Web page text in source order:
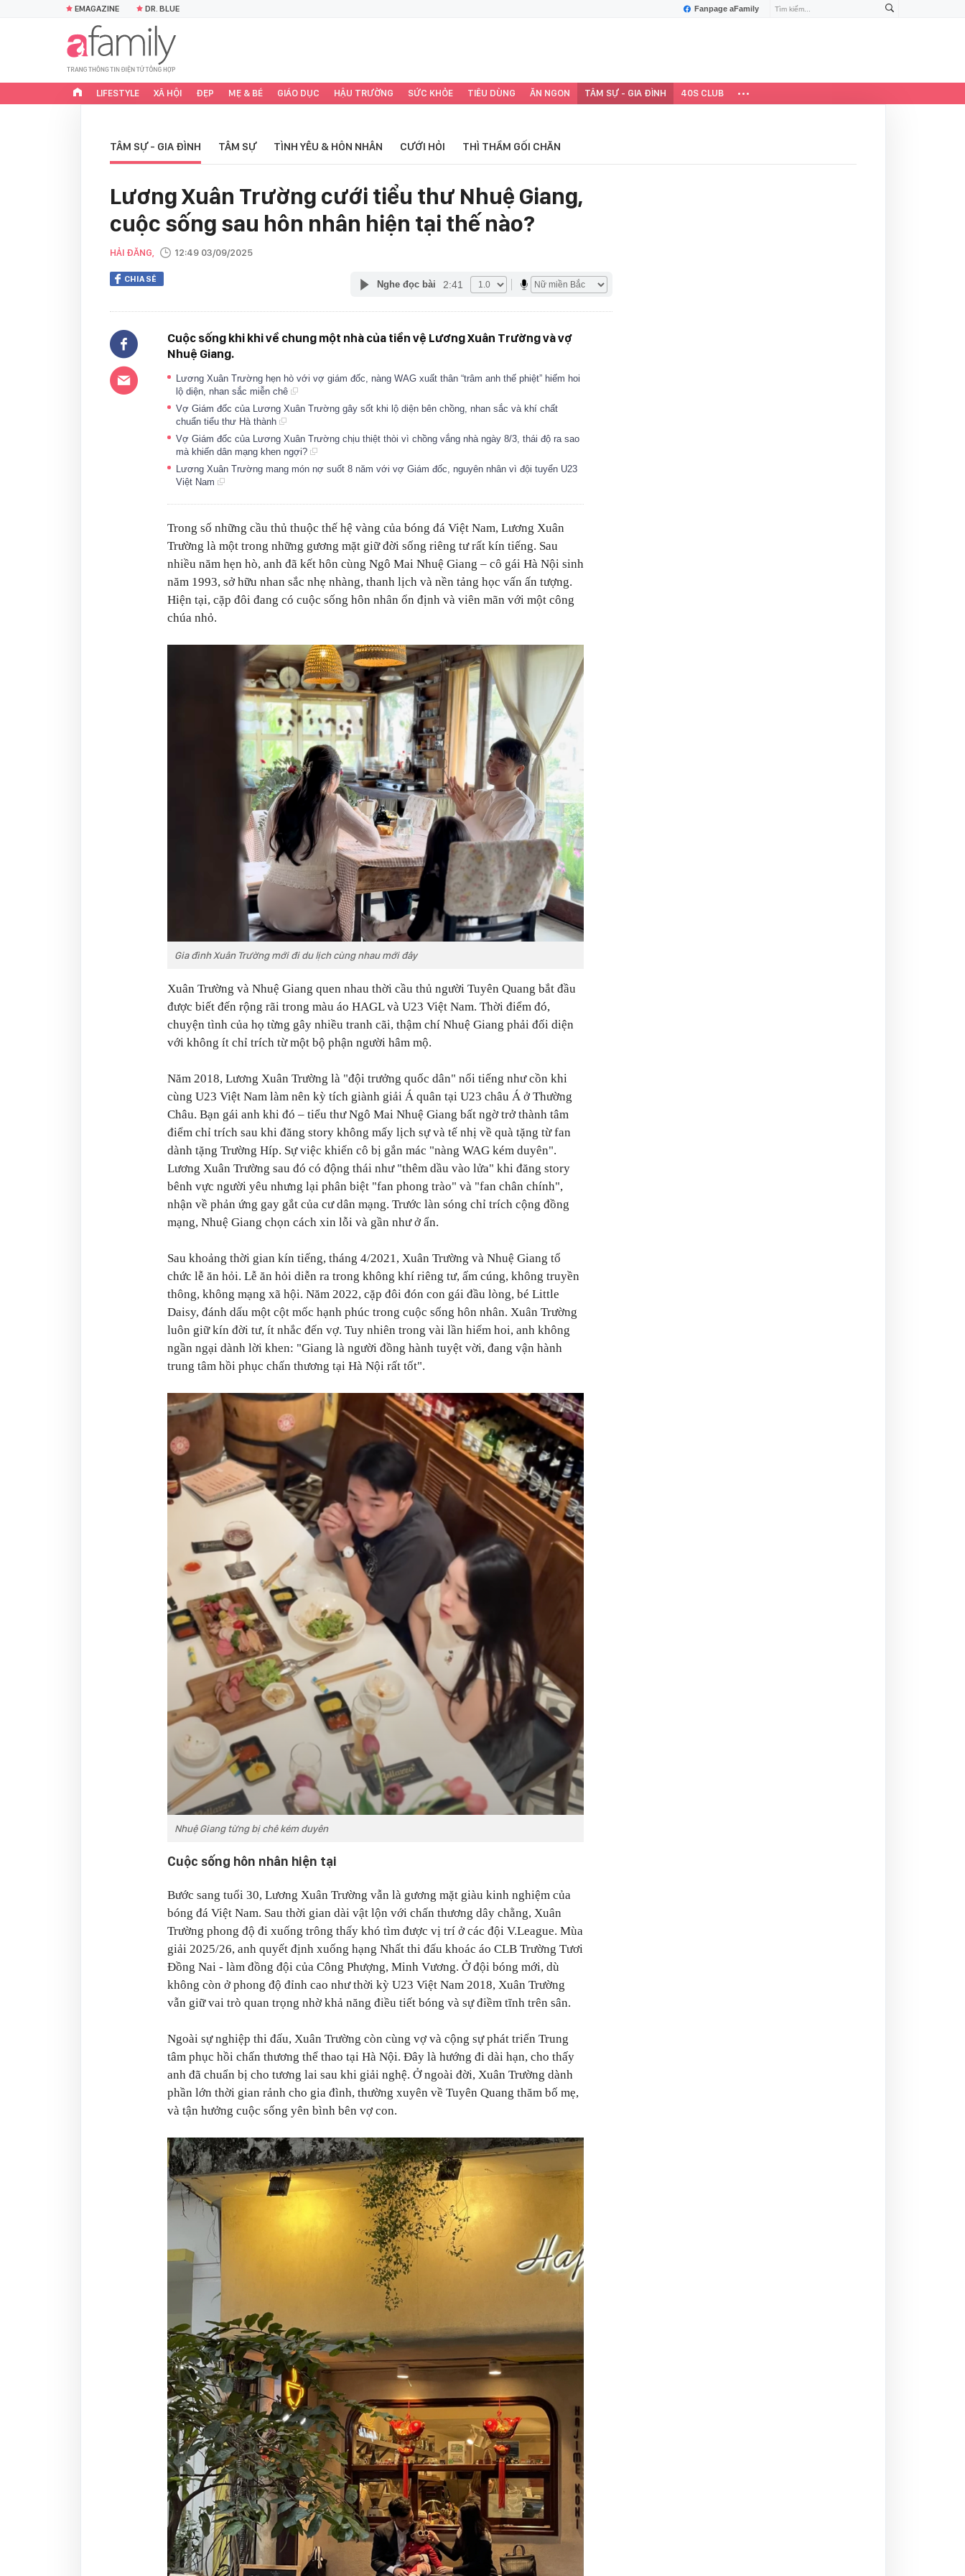
Fanpage aFamily
EMAGAZINE DR. BLUE
LIFESTYLE XÃ HỘI ĐẸP MẸ & BÉ GIÁO DỤC HẬU TRƯỜNG SỨC KHỎE TIÊU DÙNG ĂN NGON TÂM SỰ - GIA ĐÌNH 40S CLUB
TÂM SỰ - GIA ĐÌNH TÂM SỰ TÌNH YÊU & HÔN NHÂN CƯỚI HỎI THÌ THẦM GỐI CHĂN
Lương Xuân Trường cưới tiểu thư Nhuệ Giang,
cuộc sống sau hôn nhân hiện tại thế nào?
HẢI ĐĂNG, 12:49 03/09/2025
CHIA SẺ Nghe đọc bài 2:41
Cuộc sống khi khi về chung một nhà của tiền vệ Lương Xuân Trường và vợ
Nhuệ Giang.
Lương Xuân Trường hẹn hò với vợ giám đốc, nàng WAG xuất thân “trâm anh thế phiệt” hiếm hoi
lộ diện, nhan sắc miễn chê
Vợ Giám đốc của Lương Xuân Trường gây sốt khi lộ diện bên chồng, nhan sắc và khí chất
chuẩn tiểu thư Hà thành
Vợ Giám đốc của Lương Xuân Trường chịu thiệt thòi vì chồng vắng nhà ngày 8/3, thái độ ra sao
mà khiến dân mạng khen ngợi?
Lương Xuân Trường mang món nợ suốt 8 năm với vợ Giám đốc, nguyên nhân vì đội tuyển U23
Việt Nam
Trong số những cầu thủ thuộc thế hệ vàng của bóng đá Việt Nam, Lương Xuân
Trường là một trong những gương mặt giữ đời sống riêng tư rất kín tiếng. Sau
nhiều năm hẹn hò, anh đã kết hôn cùng Ngô Mai Nhuệ Giang – cô gái Hà Nội sinh
năm 1993, sở hữu nhan sắc nhẹ nhàng, thanh lịch và nền tảng học vấn ấn tượng.
Hiện tại, cặp đôi đang có cuộc sống hôn nhân ổn định và viên mãn với một công
chúa nhỏ.
Gia đình Xuân Trường mới đi du lịch cùng nhau mới đây
Xuân Trường và Nhuệ Giang quen nhau thời cầu thủ người Tuyên Quang bắt đầu
được biết đến rộng rãi trong màu áo HAGL và U23 Việt Nam. Thời điểm đó,
chuyện tình của họ từng gây nhiều tranh cãi, thậm chí Nhuệ Giang phải đối diện
với không ít chỉ trích từ một bộ phận người hâm mộ.
Năm 2018, Lương Xuân Trường là "đội trưởng quốc dân" nổi tiếng như cồn khi
cùng U23 Việt Nam làm nên kỳ tích giành giải Á quân tại U23 châu Á ở Thường
Châu. Bạn gái anh khi đó – tiểu thư Ngô Mai Nhuệ Giang bất ngờ trở thành tâm
điểm chỉ trích sau khi đăng story không mấy lịch sự và tế nhị về quà tặng từ fan
dành tặng Trường Híp. Sự việc khiến cô bị gắn mác "nàng WAG kém duyên".
Lương Xuân Trường sau đó có động thái như "thêm dầu vào lửa" khi đăng story
bênh vực người yêu nhưng lại phân biệt "fan phong trào" và "fan chân chính",
nhận về phản ứng gay gắt của cư dân mạng. Trước làn sóng chỉ trích cộng đồng
mạng, Nhuệ Giang chọn cách xin lỗi và gần như ở ẩn.
Sau khoảng thời gian kín tiếng, tháng 4/2021, Xuân Trường và Nhuệ Giang tổ
chức lễ ăn hỏi. Lễ ăn hỏi diễn ra trong không khí riêng tư, ấm cúng, không truyền
thông, không mạng xã hội. Năm 2022, cặp đôi đón con gái đầu lòng, bé Little
Daisy, đánh dấu một cột mốc hạnh phúc trong cuộc sống hôn nhân. Xuân Trường
luôn giữ kín đời tư, ít nhắc đến vợ. Tuy nhiên trong vài lần hiếm hoi, anh không
ngần ngại dành lời khen: "Giang là người đồng hành tuyệt vời, đang vận hành
trung tâm hồi phục chấn thương tại Hà Nội rất tốt".
Nhuệ Giang từng bị chê kém duyên
Cuộc sống hôn nhân hiện tại
Bước sang tuổi 30, Lương Xuân Trường vẫn là gương mặt giàu kinh nghiệm của
bóng đá Việt Nam. Sau thời gian dài vật lộn với chấn thương dây chằng, Xuân
Trường phong độ đi xuống trông thấy khó tìm được vị trí ở các đội V.League. Mùa
giải 2025/26, anh quyết định xuống hạng Nhất thi đấu khoác áo CLB Trường Tươi
Đồng Nai - làm đồng đội của Công Phượng, Minh Vương. Ở đội bóng mới, dù
không còn ở phong độ đỉnh cao như thời kỳ U23 Việt Nam 2018, Xuân Trường
vẫn giữ vai trò quan trọng nhờ khả năng điều tiết bóng và sự điềm tĩnh trên sân.
Ngoài sự nghiệp thi đấu, Xuân Trường còn cùng vợ và cộng sự phát triển Trung
tâm phục hồi chấn thương thể thao tại Hà Nội. Đây là hướng đi dài hạn, cho thấy
anh đã chuẩn bị cho tương lai sau khi giải nghệ. Ở ngoài đời, Xuân Trường dành
phần lớn thời gian rảnh cho gia đình, thường xuyên về Tuyên Quang thăm bố mẹ,
và tận hưởng cuộc sống yên bình bên vợ con.